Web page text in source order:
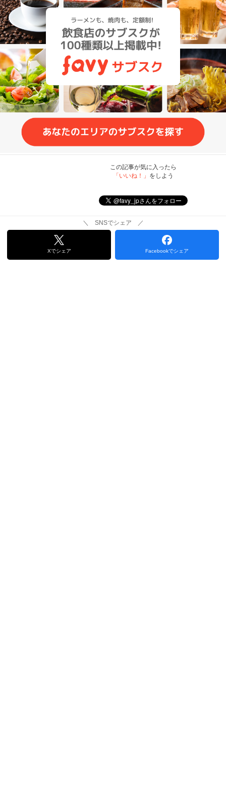
この記事が気に入ったら
「いいね！」 をしよう
＼ SNSでシェア ／
Xでシェア Facebookでシェア